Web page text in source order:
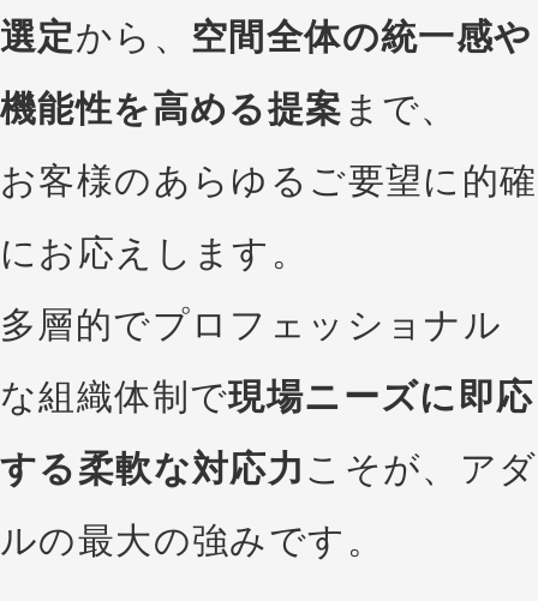
選定から、 空間全体の統一感や
機能性を高める提案 まで、
お客様のあらゆるご要望に的確
にお応えします。
多層的でプロフェッショナル
な組織体制で現場ニーズに即応
する柔軟な対応力 こそが、アダ
ルの最大の強みです。